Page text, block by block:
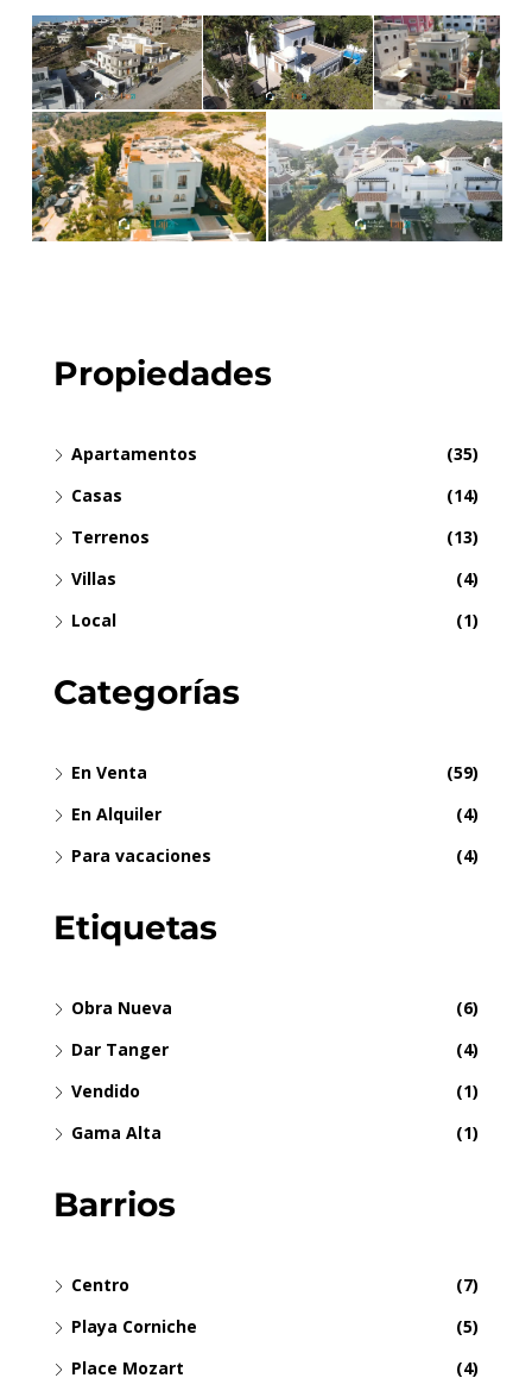
Propiedades
Apartamentos
(35)
Casas
(14)
Terrenos
(13)
Villas
(4)
Local
(1)
Categorías
En Venta
(59)
En Alquiler
(4)
Para vacaciones
(4)
Etiquetas
Obra Nueva
(6)
Dar Tanger
(4)
Vendido
(1)
Gama Alta
(1)
Barrios
Centro
(7)
Playa Corniche
(5)
Place Mozart
(4)